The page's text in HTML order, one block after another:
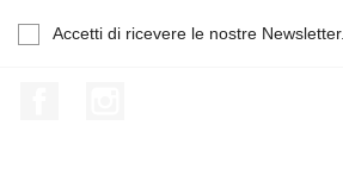
Accetti di ricevere le nostre Newsletter.